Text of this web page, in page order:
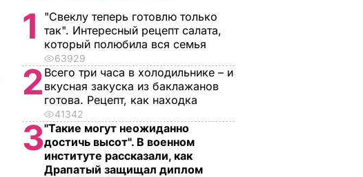
1
"Свеклу теперь готовлю только
так". Интересный рецепт салата,
который полюбила вся семья
63929
2 Всего три часа в холодильнике – и
вкусная закуска из баклажанов
готова. Рецепт, как находка
41342
3"Такие могут неожиданно
достичь высот". В военном
институте рассказали, как
Драпатый защищал диплом